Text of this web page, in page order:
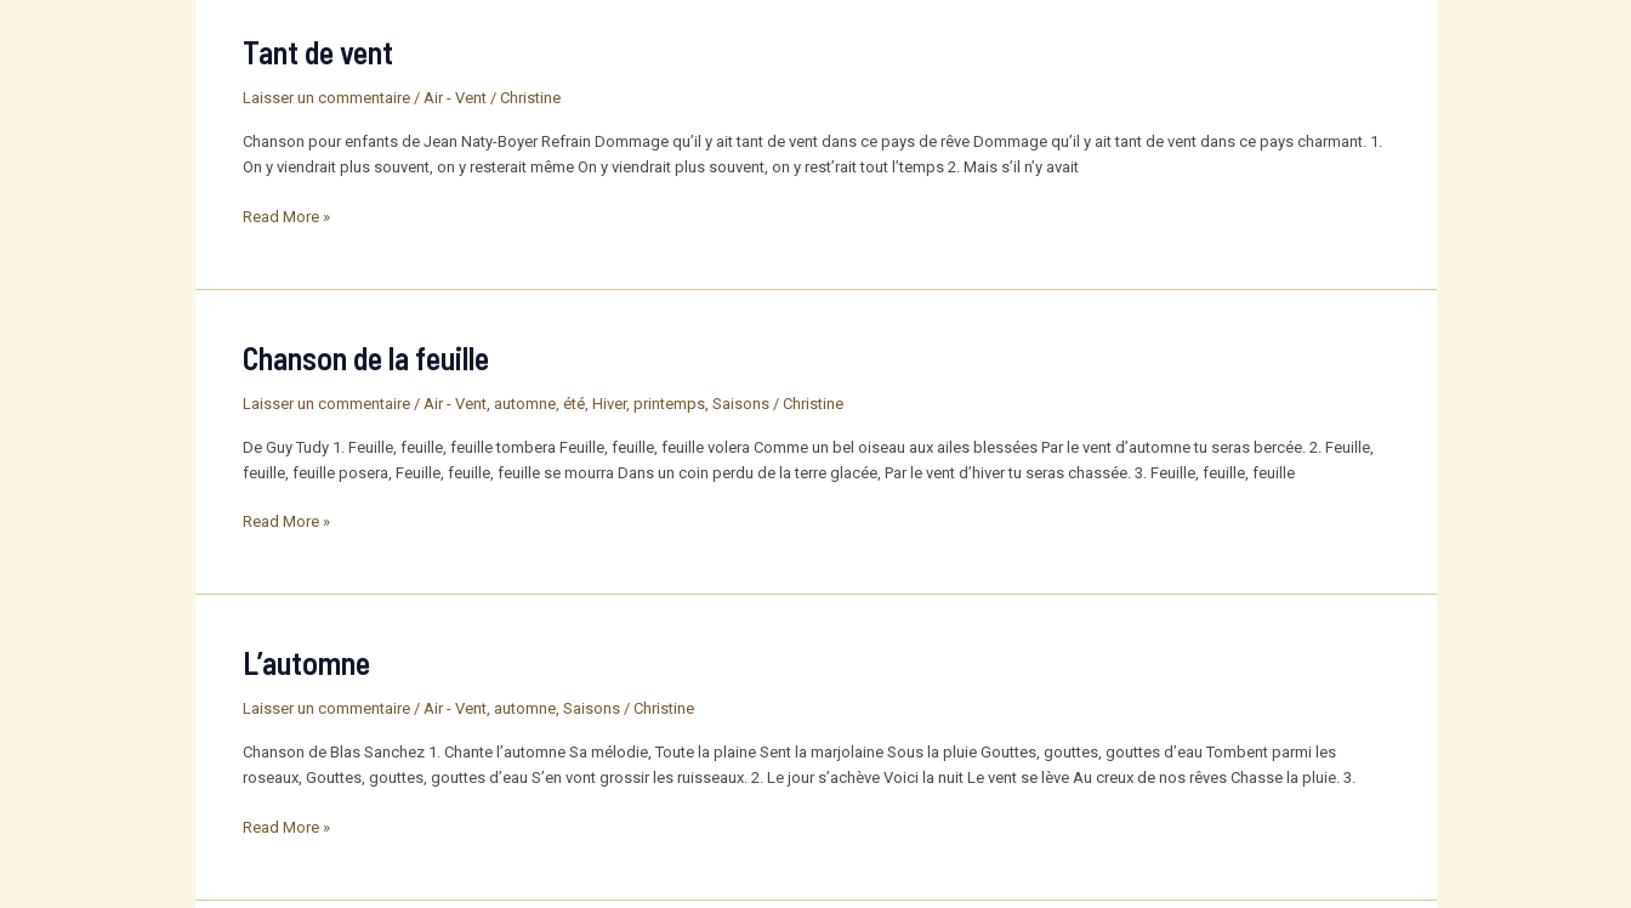
Tant de vent
Laisser un commentaire / Air - Vent/ Christine
Chanson pour enfants de Jean Naty-Boyer Refrain Dommage qu’il y ait tant de vent dans ce pays de rêve Dommage qu’il y ait tant de vent dans ce pays charmant. 1.
On y viendrait plus souvent, on y resterait même On y viendrait plus souvent, on y rest’rait tout l’temps 2. Mais s’il n’y avait
Tant
Read More »
Chanson de la feuille
Laisser un commentaire / Air - Vent, automne, été, Hiver, printemps, Saisons/ Christine
De Guy Tudy 1. Feuille, feuille, feuille tombera Feuille, feuille, feuille volera Comme un bel oiseau aux ailes blessées Par le vent d’automne tu seras bercée. 2. Feuille,
feuille, feuille posera, Feuille, feuille, feuille se mourra Dans un coin perdu de la terre glacée, Par le vent d’hiver tu seras chassée. 3. Feuille, feuille, feuille
Chanson
feuille
Read More »
L’automne
Laisser un commentaire / Air - Vent, automne, Saisons/ Christine
Chanson de Blas Sanchez 1. Chante l’automne Sa mélodie, Toute la plaine Sent la marjolaine Sous la pluie Gouttes, gouttes, gouttes d’eau Tombent parmi les
roseaux, Gouttes, gouttes, gouttes d’eau S’en vont grossir les ruisseaux. 2. Le jour s’achève Voici la nuit Le vent se lève Au creux de nos rêves Chasse la pluie. 3.
L’automne
Read More »